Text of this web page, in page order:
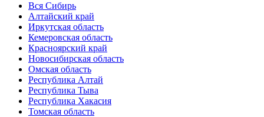
Вся Сибирь
Алтайский край
Иркутская область
Кемеровская область
Красноярский край
Новосибирская область
Омская область
Республика Алтай
Республика Тыва
Республика Хакасия
Томская область